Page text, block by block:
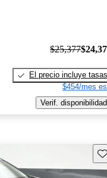
$25,377
El precio incluye tasas
$454/mes
Verif. disponibilidad